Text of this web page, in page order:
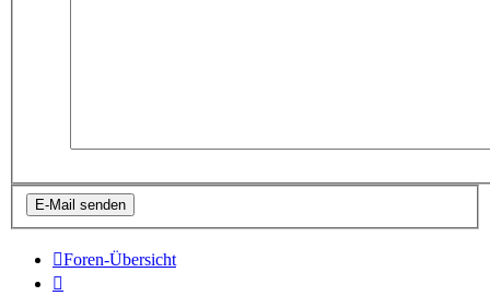
Foren-Übersicht